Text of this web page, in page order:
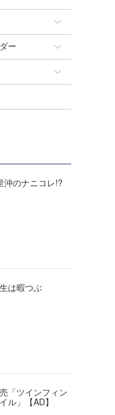
ー
沖のナニコレ!?
は暇つぶ
「ツインフィン
ル」【AD】